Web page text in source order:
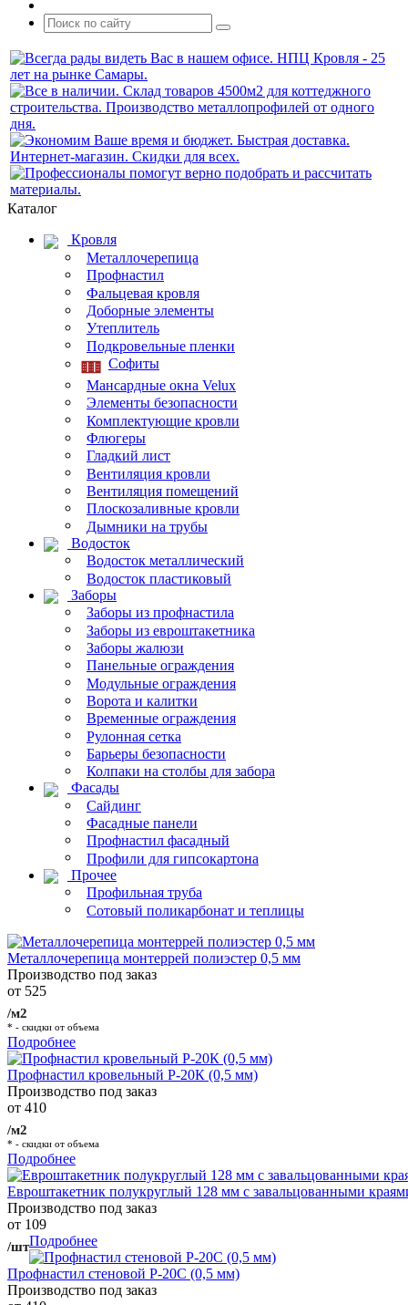
Каталог
Кровля
Металлочерепица
Профнастил
Фальцевая кровля
Доборные элементы
Утеплитель
Подкровельные пленки
Софиты
Мансардные окна Velux
Элементы безопасности
Комплектующие кровли
Флюгеры
Гладкий лист
Вентиляция кровли
Вентиляция помещений
Плоскозаливные кровли
Дымники на трубы
Водосток
Водосток металлический
Водосток пластиковый
Заборы
Заборы из профнастила
Заборы из евроштакетника
Заборы жалюзи
Панельные ограждения
Модульные ограждения
Ворота и калитки
Временные ограждения
Рулонная сетка
Барьеры безопасности
Колпаки на столбы для забора
Фасады
Сайдинг
Фасадные панели
Профнастил фасадный
Профили для гипсокартона
Прочее
Профильная труба
Сотовый поликарбонат и теплицы
Металлочерепица монтеррей полиэстер 0,5 мм
Производство под заказ
от 525
/м2
* - скидки от объема
Подробнее
Профнастил кровельный Р-20К (0,5 мм)
Производство под заказ
от 410
/м2
* - скидки от объема
Подробнее
Евроштакетник полукруглый 128 мм с завальцованными
Производство под заказ
от 109
/штПодробнее
Профнастил стеновой Р-20С (0,5 мм)
Производство под заказ